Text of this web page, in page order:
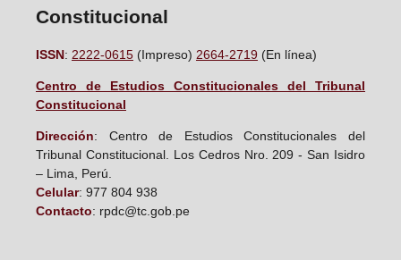
Constitucional
ISSN: 2222-0615(Impreso) 2664-2719(En línea)
Centro de Estudios Constitucionales del Tribunal
Constitucional
Dirección: Centro de Estudios Constitucionales del
Tribunal Constitucional. Los Cedros Nro. 209 - San Isidro
– Lima, Perú.
Celular: 977 804 938
Contacto: rpdc@tc.gob.pe